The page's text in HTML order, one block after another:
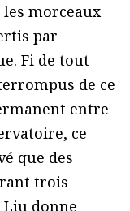
morceaux
par
Fi de tout
de ce
entre
ce
que des
trois
Liu donne